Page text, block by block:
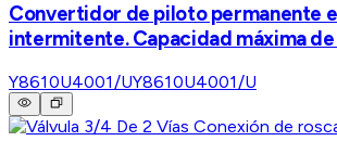
Convertidor de piloto permanente
intermitente. Capacidad máxima
Y8610U4001/UY8610U4001/U